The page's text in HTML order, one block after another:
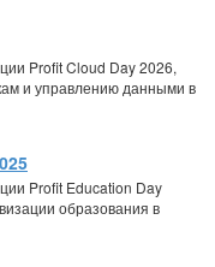
Profit Cloud Day 2026,
и управлению данными в
Profit Education Day
образования в